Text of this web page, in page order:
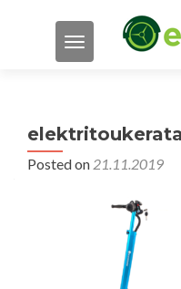
TOGGLE
Posted on 21.11.2019